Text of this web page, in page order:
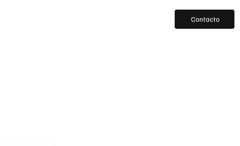
Contacto